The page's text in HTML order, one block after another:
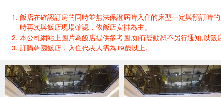
飯店在確認訂房的同時並無法保證屆時入住的床型一定與預訂時
時再次與飯店現場確認，依飯店安排為主。
本公司網站上圖片為飯店提供參考圖,如有變動恕不另行通知,以飯
訂購韓國飯店，入住代表人需為19歲以上。